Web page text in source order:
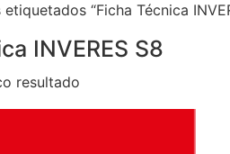
“Ficha Técnica
INVERES S8
resultado